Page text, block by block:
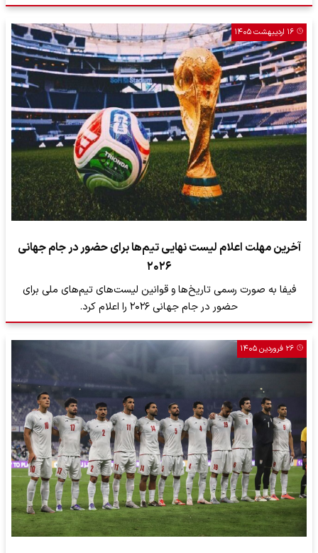
۱۶ اردیبهشت ۱۴۰۵
آخرین مهلت اعلام لیست نهایی تیم‌ها برای حضور در جام جهانی
۲۰۲۶
فیفا به‌ صورت رسمی تاریخ‌ها و قوانین لیست‌های تیم‌های ملی برای
حضور در جام جهانی ۲۰۲۶ را اعلام کرد.
۲۶ فروردین ۱۴۰۵